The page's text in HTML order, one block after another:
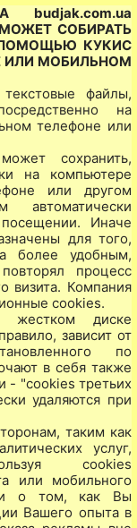
СОБИРАТЬ
КУКИС
ИЛИ МОБИЛЬНОМ
файлы,
на
телефоне или
сохранить,
на компьютере
или другом
автоматически
Иначе
для того,
более удобным,
процесс
визита. Компания
cookies.
жестком диске
зависит от
по
в себя также
- "cookies третьих
удаляются при
таким как
услуг,
cookies
или мобильного
о том, как Вы
Вашего опыта в